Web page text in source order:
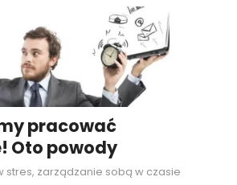
pracować
Oto powody
stres, zarządzanie sobą w czasie